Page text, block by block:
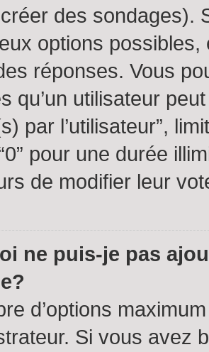
des sondages).
options
réponses. Vous
qu’un utilisateur
par l’utilisateur”,
pour une durée
de modifier leur
ne puis-je pas
d’options
Si vous avez